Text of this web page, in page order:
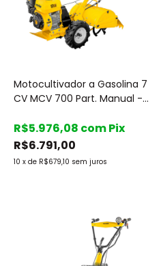
Motocultivador a Gasolina 7
CV MCV 700 Part. Manual -
R$6.791,00
10 x de R$679,10 sem juros
R$5.976,08 comPix